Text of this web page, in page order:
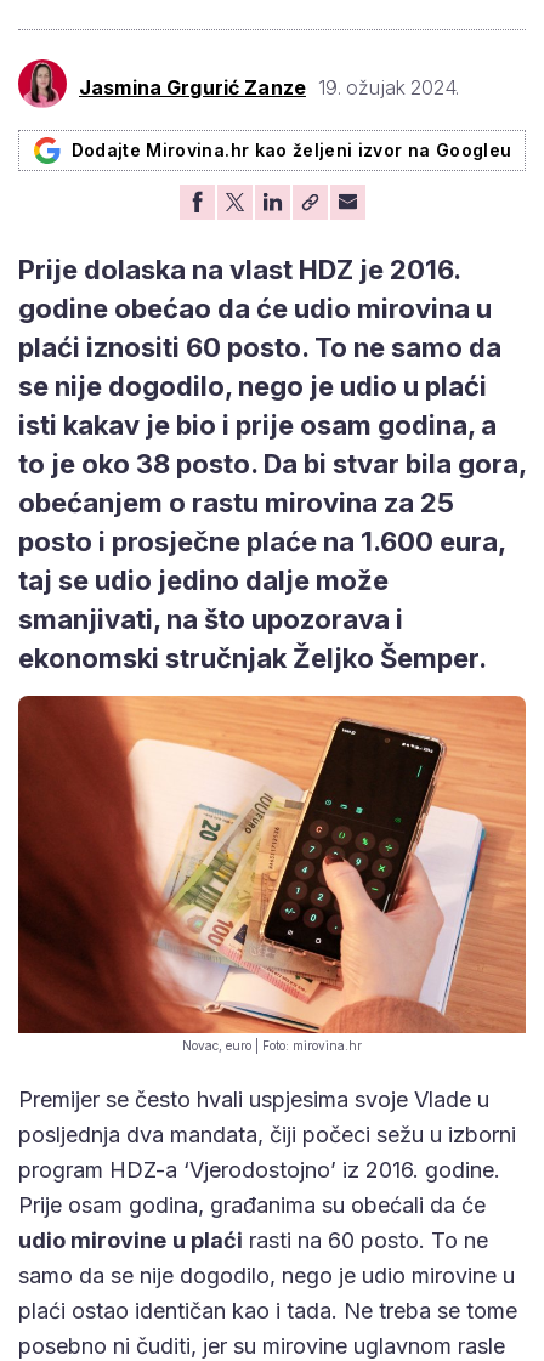
Jasmina Grgurić Zanze 19. ožujak 2024.
Dodajte Mirovina.hr kao željeni izvor na Googleu
Prije dolaska na vlast HDZ je 2016.
godine obećao da će udio mirovina u
plaći iznositi 60 posto. To ne samo da
se nije dogodilo, nego je udio u plaći
isti kakav je bio i prije osam godina, a
to je oko 38 posto. Da bi stvar bila gora,
obećanjem o rastu mirovina za 25
posto i prosječne plaće na 1.600 eura,
taj se udio jedino dalje može
smanjivati, na što upozorava i
ekonomski stručnjak Željko Šemper.
Novac, euro | Foto: mirovina.hr
Premijer se često hvali uspjesima svoje Vlade u
posljednja dva mandata, čiji počeci sežu u izborni
program HDZ-a ‘Vjerodostojno’ iz 2016. godine.
Prije osam godina, građanima su obećali da će
udio mirovine u plaći rasti na 60 posto. To ne
samo da se nije dogodilo, nego je udio mirovine u
plaći ostao identičan kao i tada. Ne treba se tome
posebno ni čuditi, jer su mirovine uglavnom rasle